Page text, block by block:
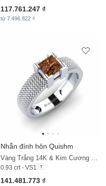
117.761.247 ₫
từ 7.496.822 ₫
Nhẫn đính hôn Quishm
0.93 crt - VS1
141.481.773 ₫